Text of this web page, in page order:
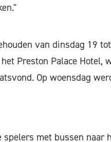
van dinsdag 19
Preston Palace Hotel,
Op woensdag
met bussen naar